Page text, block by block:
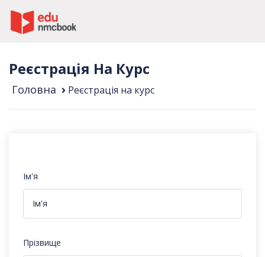
Реєстрація На Курс
Головна Реєстрація на курс
Ім'я
Прізвище